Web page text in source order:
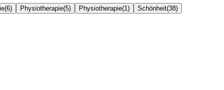
(6) Physiotherapie(5) Physiotherapie(1 ) Schönheit(38)